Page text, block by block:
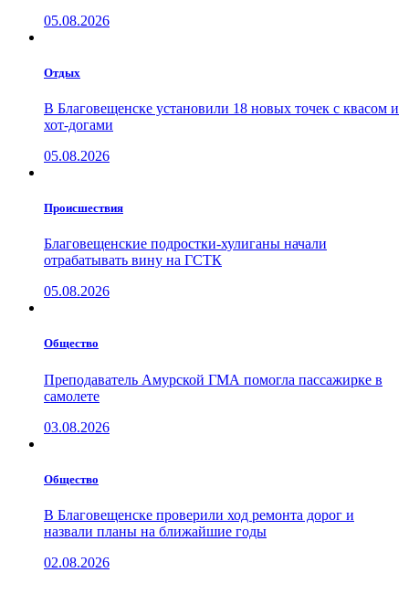
05.08.2026
Отдых
В Благовещенске установили 18 новых точек с квасом и
хот-догами
05.08.2026
Проиcшествия
Благовещенские подростки-хулиганы начали
отрабатывать вину на ГСТК
05.08.2026
Общество
Преподаватель Амурской ГМА помогла пассажирке в
самолете
03.08.2026
Общество
В Благовещенске проверили ход ремонта дорог и
назвали планы на ближайшие годы
02.08.2026